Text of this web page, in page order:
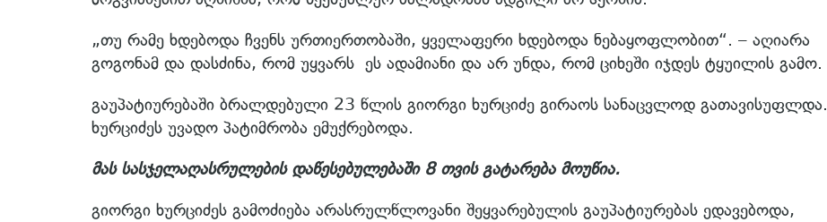
„თუ რამე ხდებოდა ჩვენს ურთიერთობაში, ყველაფერი ხდებოდა ნებაყოფლობით“. – აღიარა
გოგონამ და დასძინა, რომ უყვარს ეს ადამიანი და არ უნდა, რომ ციხეში იჯდეს ტყუილის გამო.
გაუპატიურებაში ბრალდებული 23 წლის გიორგი ხურციძე გირაოს სანაცვლოდ გათავისუფლდა.
ხურციძეს უვადო პატიმრობა ემუქრებოდა.
მას სასჯელაღასრულების დაწესებულებაში 8 თვის გატარება მოუწია.
გიორგი ხურციძეს გამოძიება არასრულწლოვანი შეყვარებულის გაუპატიურებას ედავებოდა,